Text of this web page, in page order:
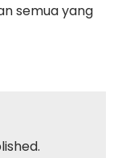
semua yang